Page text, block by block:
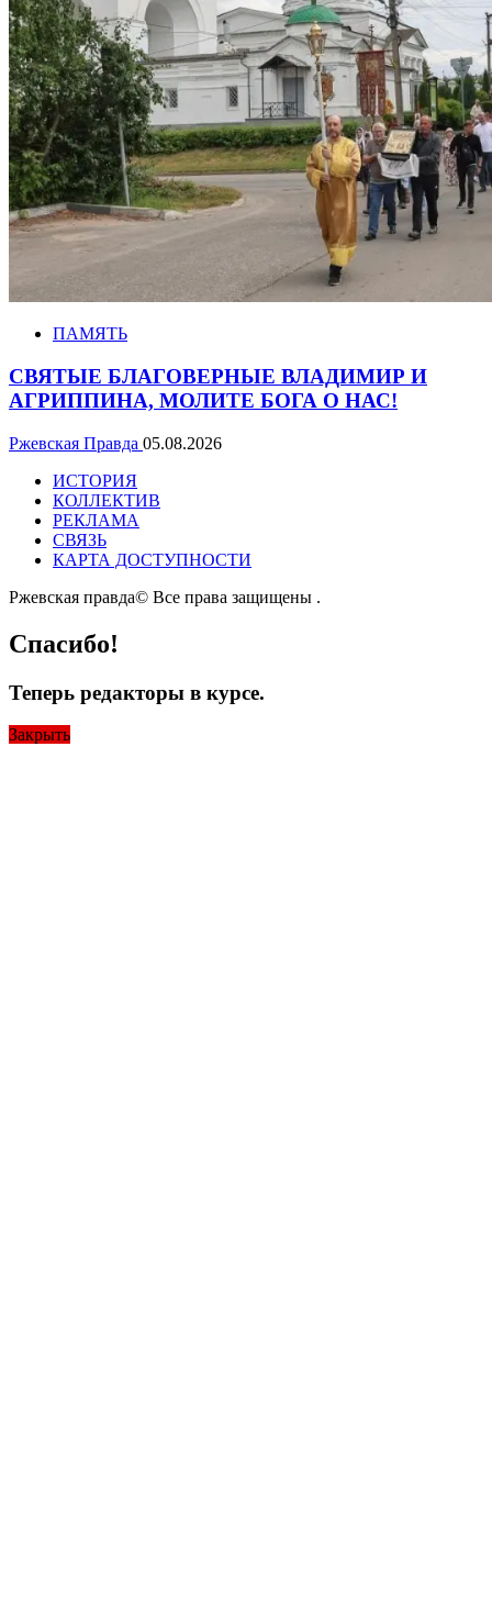
ПАМЯТЬ
СВЯТЫЕ БЛАГОВЕРНЫЕ ВЛАДИМИР И
АГРИППИНА, МОЛИТЕ БОГА О НАС!
Ржевская Правда 05.08.2026
ИСТОРИЯ
КОЛЛЕКТИВ
РЕКЛАМА
СВЯЗЬ
КАРТА ДОСТУПНОСТИ
Ржевская правда© Все права защищены .
Спасибо!
Теперь редакторы в курсе.
Закрыть